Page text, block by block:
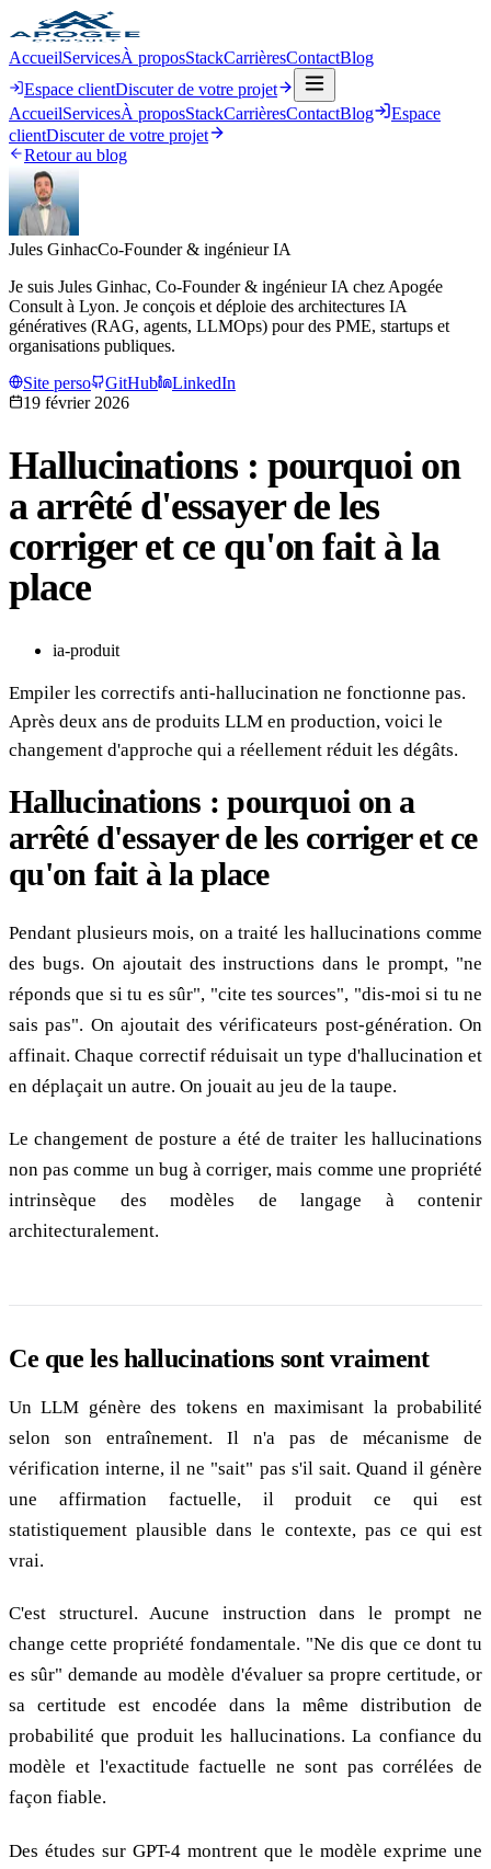
AccueilServicesÀ proposStackCarrièresContactBlog
Espace clientDiscuter de votre projet
AccueilServicesÀ proposStackCarrièresContactBlog
Espace
clientDiscuter de votre projet
Retour au blog
Jules GinhacCo-Founder & ingénieur IA
Je suis Jules Ginhac, Co-Founder & ingénieur IA chez Apogée
Consult à Lyon. Je conçois et déploie des architectures IA
génératives (RAG, agents, LLMOps) pour des PME, startups et
organisations publiques.
Site perso
GitHub
LinkedIn
19 février 2026
Hallucinations : pourquoi on
a arrêté d'essayer de les
corriger et ce qu'on fait à la
place
ia-produit
Empiler les correctifs anti-hallucination ne fonctionne pas.
Après deux ans de produits LLM en production, voici le
changement d'approche qui a réellement réduit les dégâts.
Hallucinations : pourquoi on a
arrêté d'essayer de les corriger et ce
qu'on fait à la place
Pendant plusieurs mois, on a traité les hallucinations comme
des bugs. On ajoutait des instructions dans le prompt, "ne
réponds que si tu es sûr", "cite tes sources", "dis-moi si tu ne
sais pas". On ajoutait des vérificateurs post-génération. On
affinait. Chaque correctif réduisait un type d'hallucination et
en déplaçait un autre. On jouait au jeu de la taupe.
Le changement de posture a été de traiter les hallucinations
non pas comme un bug à corriger, mais comme une propriété
intrinsèque des modèles de langage à contenir
architecturalement.
Ce que les hallucinations sont vraiment
Un LLM génère des tokens en maximisant la probabilité
selon son entraînement. Il n'a pas de mécanisme de
vérification interne, il ne "sait" pas s'il sait. Quand il génère
une affirmation factuelle, il produit ce qui est
statistiquement plausible dans le contexte, pas ce qui est
vrai.
C'est structurel. Aucune instruction dans le prompt ne
change cette propriété fondamentale. "Ne dis que ce dont tu
es sûr" demande au modèle d'évaluer sa propre certitude, or
sa certitude est encodée dans la même distribution de
probabilité que produit les hallucinations. La confiance du
modèle et l'exactitude factuelle ne sont pas corrélées de
façon fiable.
Des études sur GPT-4 montrent que le modèle exprime une